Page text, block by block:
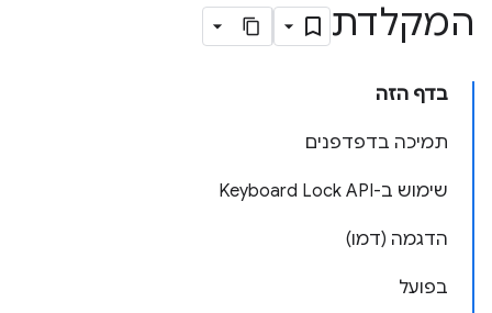
המקלדת
בדף הזה
תמיכה בדפדפנים
שימוש ב-Keyboard Lock API
הדגמה (דמו)
בפועל